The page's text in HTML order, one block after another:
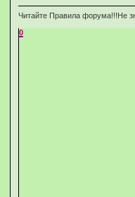
Читайте Правила форума!!!Не
0